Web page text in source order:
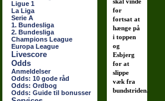
Ligue 1
La Liga
Serie A
1. Bundesliga
2. Bundesliga
Champions League
Europa League
Livescore
Odds
Anmeldelser
Odds: 10 gode råd
Odds: Ordbog
Odds: Guide til bonusser
for
fortsat at
hænge på
i toppen
og
Esbjerg
for at
slippe
væk fra
bundstriden.